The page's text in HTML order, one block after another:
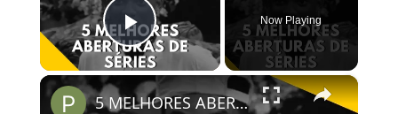
Play Video
Now Playing
×
5 MELHORES ABERTURAS DE SÉRIES | Pipocas Tv #13